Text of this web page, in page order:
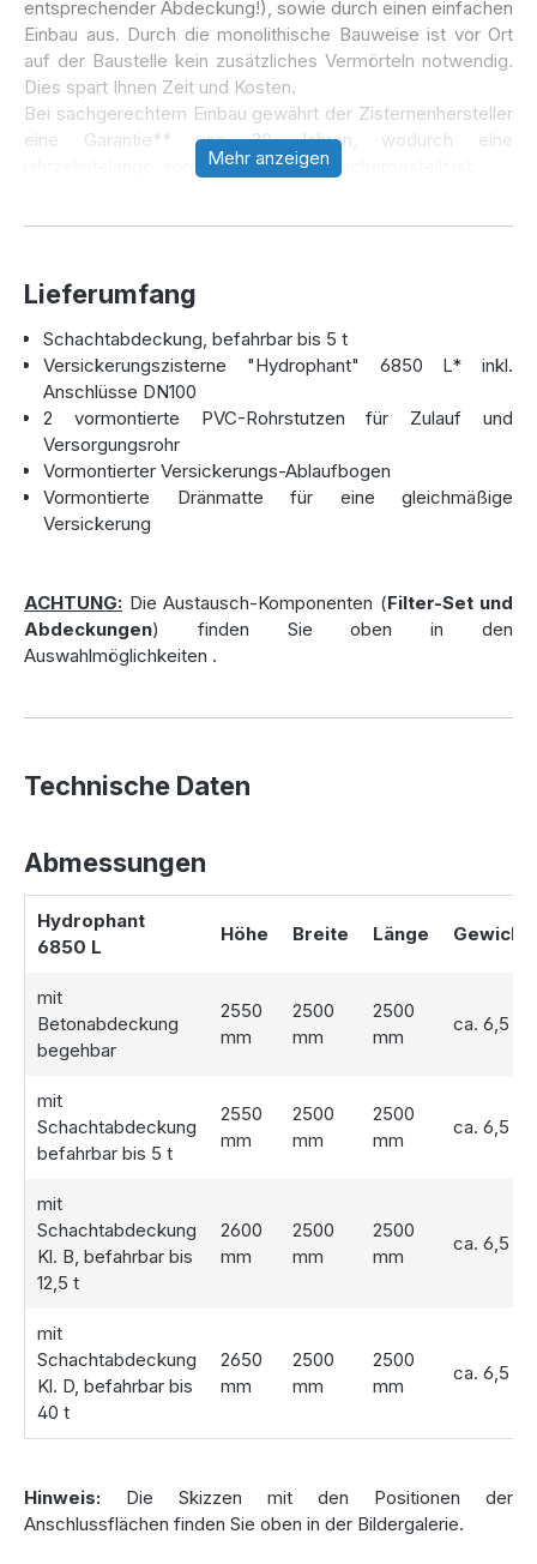
entsprechender Abdeckung!), sowie durch einen einfachen
Einbau aus. Durch die monolithische Bauweise ist vor Ort
auf der Baustelle kein zusätzliches Vermörteln notwendig.
Dies spart Ihnen Zeit und Kosten.
Bei sachgerechtem Einbau gewährt der Zisternenhersteller
eine Garantie** von 30 Jahren, wodurch eine
jahrzehntelange, sorgenfreie Nutzung sichergestellt ist.
einer vorgegebenen Höhe an das umliegende Erdreich
dann z.B. für die Gartenbewässerung nutzen.
Die Aufteilung von Versickerungs- und Nutzvolumen erfolgt
dabei individuell nach Kundenwunsch.
Bitte denken Sie unbedingt daran, uns bei der
Bestellung das benötigte Sickervolumen im
Kommentarfeld anzugeben!
Sollte noch keine Berechnung vorliegen, bietet der
Hersteller Aquaroc an, das benötigte Sickervolumen nach
Standort der Anlage, Durchlässigkeitsbeiwert des Bodens,
sowie die angeschlossene Sammelfläche.
Hinweis: Aufgrund der individuellen Aufteilung des
immer um Sonderanfertigungen welche nicht dem
Die Betonzisterne wird Ihnen direkt bei der Anlieferung in
Lieferhinweise.
Mehr anzeigen
Lieferumfang
Schachtabdeckung, befahrbar bis 5 t
Versickerungszisterne "Hydrophant" 6850 L* inkl.
Anschlüsse DN100
2 vormontierte PVC-Rohrstutzen für Zulauf und
Versorgungsrohr
Vormontierter Versickerungs-Ablaufbogen
Vormontierte Dränmatte für eine gleichmäßige
Versickerung
ACHTUNG: Die Austausch-Komponenten (Filter-Set und
Abdeckungen) finden Sie oben in den
Auswahlmöglichkeiten .
Technische Daten
Abmessungen
Hydrophant
6850 L
Höhe Breite Länge Gewicht
mit
Betonabdeckung
begehbar
2550
mm
2500
mm
2500
mm
ca. 6,5 t
mit
Schachtabdeckung
befahrbar bis 5 t
2550
mm
2500
mm
2500
mm
ca. 6,5 t
mit
Schachtabdeckung
Kl. B, befahrbar bis
12,5 t
2600
mm
2500
mm
2500
mm
ca. 6,5 t
mit
Schachtabdeckung
Kl. D, befahrbar bis
40 t
2650
mm
2500
mm
2500
mm
ca. 6,5 t
Hinweis: Die Skizzen mit den Positionen der
Anschlussflächen finden Sie oben in der Bildergalerie.